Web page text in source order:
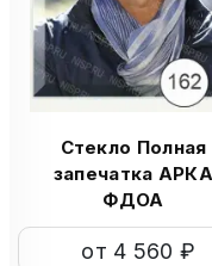
Стекло Полная
запечатка АРКА
ФДОА
от 4 560 ₽